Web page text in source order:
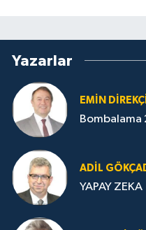
Yazarlar
EMIN DIREKÇI
Bombalama
ADIL
YAPAY ZEKA